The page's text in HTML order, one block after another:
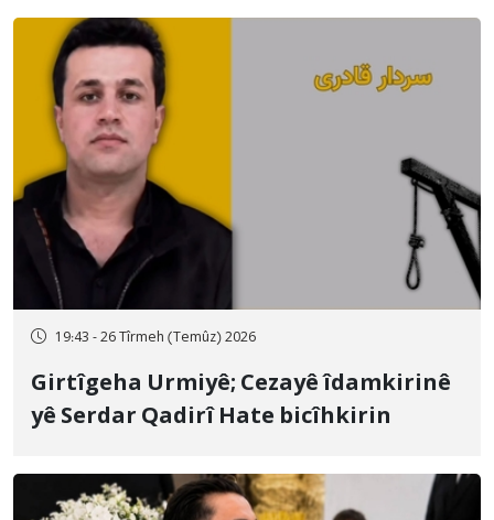
19:43 - 26 Tîrmeh (Temûz) 2026
Girtîgeha Urmiyê; Cezayê îdamkirinê
yê Serdar Qadirî Hate bicîhkirin